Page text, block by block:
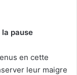
pause
en cette
leur maigre